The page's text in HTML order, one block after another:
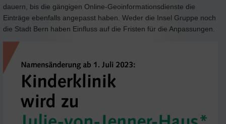
dauern, bis die gängigen Online-Geoinformationsdienste die
Einträge ebenfalls angepasst haben. Weder die Insel Gruppe noch
die Stadt Bern haben Einfluss auf die Fristen für die Anpassungen.